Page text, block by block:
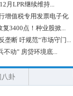
月LPR继续维持...
增值税专用发票电子化
3400点！种业股掀...
垄断 吁规范“市场守门...
不动” 房贷环境底...
八卦